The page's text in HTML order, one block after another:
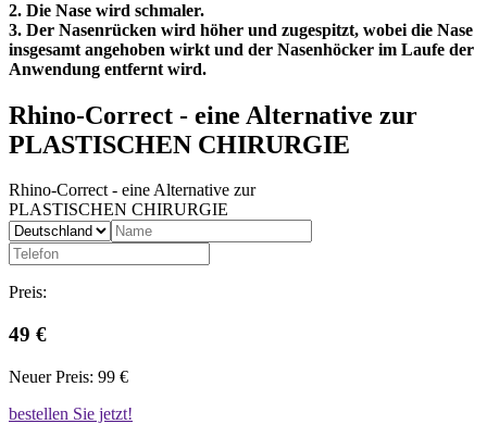
2. Die Nase wird schmaler.
3. Der Nasenrücken wird höher und zugespitzt, wobei die Nase
insgesamt angehoben wirkt und der Nasenhöcker im Laufe der
Anwendung entfernt wird.
Rhino-Correct - eine Alternative zur
PLASTISCHEN CHIRURGIE
Rhino-Correct- eine Alternative zur
PLASTISCHEN CHIRURGIE
Preis:
49 €
Neuer Preis: 99 €
bestellen Sie jetzt!